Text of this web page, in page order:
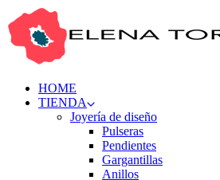
HOME
TIENDA
Joyería de diseño
Pulseras
Pendientes
Gargantillas
Anillos